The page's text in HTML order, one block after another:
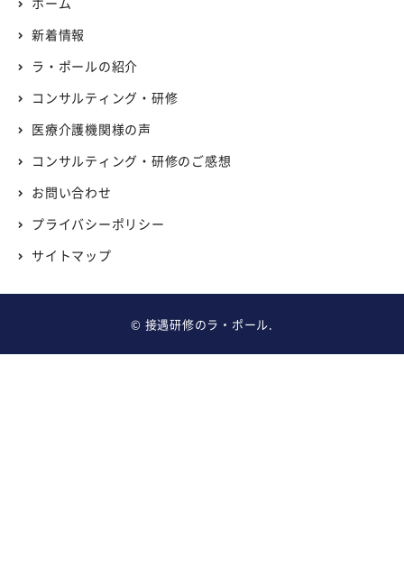
新着情報
ラ・ポールの紹介
コンサルティング・研修
医療介護機関様の声
コンサルティング・研修のご感想
お問い合わせ
プライバシーポリシー
サイトマップ
© 接遇研修のラ・ポール.